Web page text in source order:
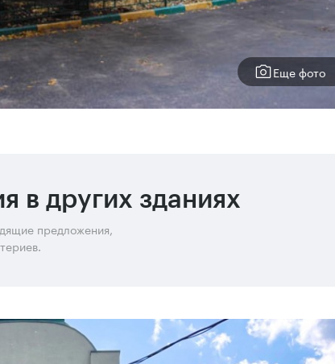
Еще фото
в других зданиях
предложения,